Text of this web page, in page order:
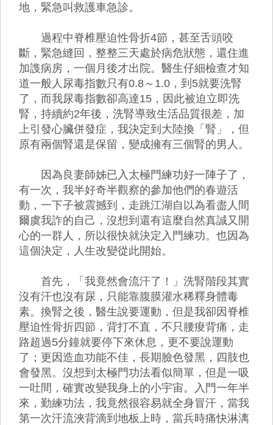
地，緊急叫救護車急診。
過程中脊椎壓迫性骨折4節，甚至舌頭咬
斷，緊急縫回，整整三天處於病危狀態，還住進
加謢病房，一個月後才出院。醫生仔細檢查才知
道一般人尿毒指數只有0.8～1.0，到5就要洗腎
了，而我尿毒指數卻高達15，因此被迫立即洗
腎，持續約2年後，洗腎導致生活品質很差，加
上引發心臟併發症，我決定到大陸換「腎」，但
原有兩個腎還是保留，變成擁有三個腎的男人。
因為良妻師姊已入太極門練功好一陣子了，
有一次，我半好奇半觀察的參加他們的春遊活
動，一下子被震撼到，走跳江湖自以為看盡人間
爾虞我詐的自己，沒想到還有這麼自然真誠又開
心的一群人，所以很快就決定入門練功。也因為
這個決定，人生改變從此開始。
首先，「我竟然會流汗了！」洗腎階段其實
沒有汗也沒有尿，只能靠腹膜灌水稀釋身體毒
素。換腎之後，醫生說要運動，但是我卻因脊椎
壓迫性骨折四節，背打不直，不只腰痠背痛，走
路超過5分鐘就要停下來休息，更不要說運動
了；更因造血功能不佳，長期臉色發黑，四肢也
會發黑。沒想到太極門功法看似簡單，但是一吸
一吐間，確實改變我身上的小宇宙。入門一年半
來，勤練功法，我竟然很容易就全身冒汗，當我
第一次汗流浹背滴到地板上時，當兵時痛快淋漓